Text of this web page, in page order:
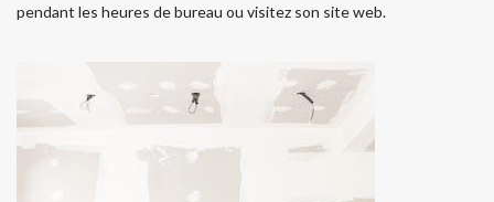
pendant les heures de bureau ou visitez son site web.